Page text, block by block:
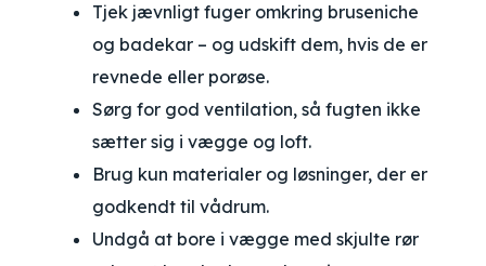
Tjek jævnligt fuger omkring bruseniche
og badekar – og udskift dem, hvis de er
revnede eller porøse.
Sørg for god ventilation, så fugten ikke
sætter sig i vægge og loft.
Brug kun materialer og løsninger, der er
godkendt til vådrum.
Undgå at bore i vægge med skjulte rør